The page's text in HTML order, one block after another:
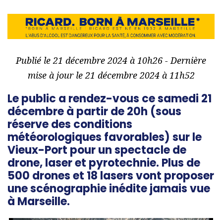
Publié le 21 décembre 2024 à 10h26 - Dernière
mise à jour le 21 décembre 2024 à 11h52
Le public a rendez-vous ce samedi 21
décembre à partir de 20h (sous
réserve des conditions
météorologiques favorables) sur le
Vieux-Port pour un spectacle de
drone, laser et pyrotechnie. Plus de
500 drones et 18 lasers vont proposer
une scénographie inédite jamais vue
à Marseille.